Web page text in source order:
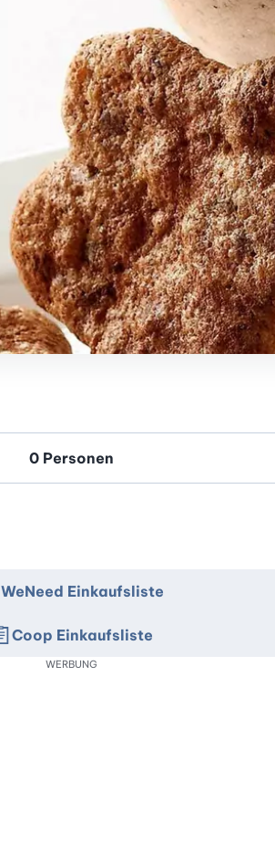
WeNeed Einkaufsliste
Coop Einkaufsliste
WERBUNG